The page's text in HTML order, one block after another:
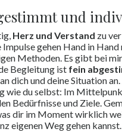
und
Herz und Verstand zu
gehen Hand in
Methoden. Es gibt bei mir
Begleitung ist fein
dich und deine Situation
wie du selbst: Im
Bedürfnisse und Ziele.
dir im Moment wirklich
eigenen Weg gehen kannst.